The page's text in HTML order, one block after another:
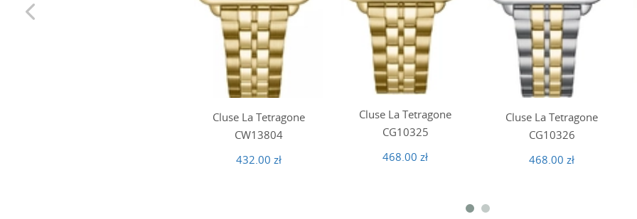
Cluse La Tetragone
CW13804
432.00 zł
Cluse La Tetragone
CG10325
468.00 zł
Cluse La Tetragone
CG10326
468.00 zł